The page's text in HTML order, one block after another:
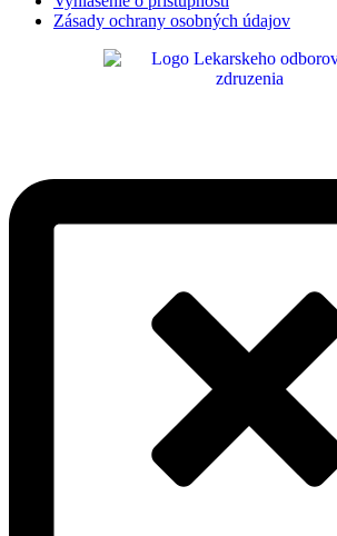
Zásady ochrany osobných údajov